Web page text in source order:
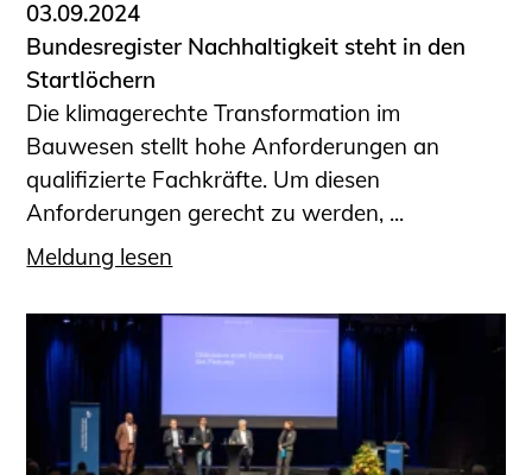
03.09.2024
Bundesregister Nachhaltigkeit steht in den
Startlöchern
Die klimagerechte Transformation im
Bauwesen stellt hohe Anforderungen an
qualifizierte Fachkräfte. Um diesen
Anforderungen gerecht zu werden, ...
Meldung lesen